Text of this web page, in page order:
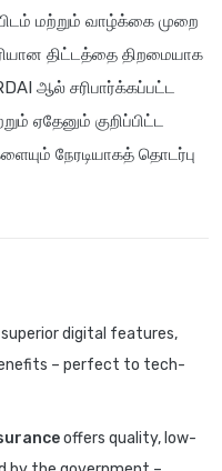
மற்றும் வாழ்க்கை முறை
திட்டத்தை திறமையாக
ஆல் சரிபார்க்கப்பட்ட
ஏதேனும் குறிப்பிட்ட
நேரடியாகத் தொடர்பு
superior digital features,
– perfect to tech-
offers quality, low-